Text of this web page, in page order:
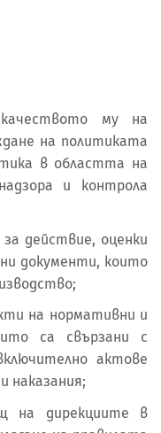
му на
на политиката
в областта на
и контрола
действие, оценки
документи, които
на нормативни и
са свързани с
актове
наказания;
на дирекциите в